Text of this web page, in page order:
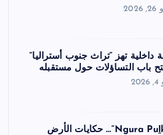
داخلية تهز “تراث جنوب أستراليا”
باب التساؤلات حول مستقبله
“Ngura Puḻka”… حكايات الأرض